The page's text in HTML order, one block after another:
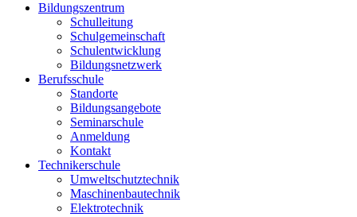
Bildungszentrum
Schulleitung
Schulgemeinschaft
Schulentwicklung
Bildungsnetzwerk
Berufsschule
Standorte
Bildungsangebote
Seminarschule
Anmeldung
Kontakt
Technikerschule
Umweltschutztechnik
Maschinenbautechnik
Elektrotechnik